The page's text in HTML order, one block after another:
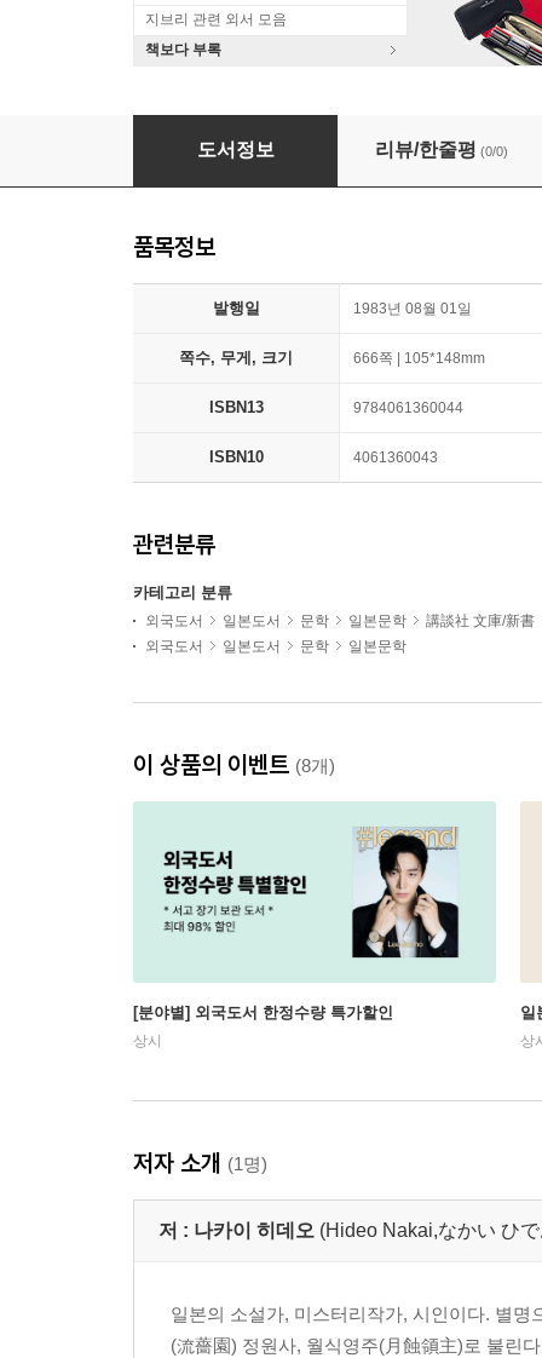
지브리 관련 외서 모음
책보다 부록
虛無への供物
도서정보 리뷰/한줄평 (0/0)
품목정보
발행일 1983년 08월 01일
쪽수, 무게, 크기 666쪽 | 105*148mm
ISBN13 9784061360044
ISBN10 4061360043
관련분류
카테고리 분류
외국도서 일본도서 문학 일본문학
講談社 文庫/新書
외국도서
일본도서 문학 일본문학
이 상품의 이벤트 (8개)
[분야별] 외국도서 한정수량 특가할인
상시
일
상
저자 소개 (1명)
저 : 나카이 히데오 (Hideo Nakai,なかい ひ
일본의 소설가, 미스터리작가, 시인이다. 별
(流薔園) 정원사, 월식영주(月蝕領主)로 불린